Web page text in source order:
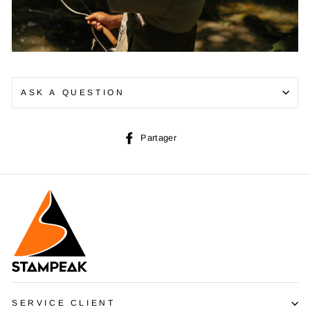
ASK A QUESTION
Partager
Facebook
SERVICE CLIENT